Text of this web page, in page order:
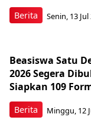
Berita Senin, 13
Berita
Beasiswa Satu
2026 Segera
Siapkan 109
Minggu, 12